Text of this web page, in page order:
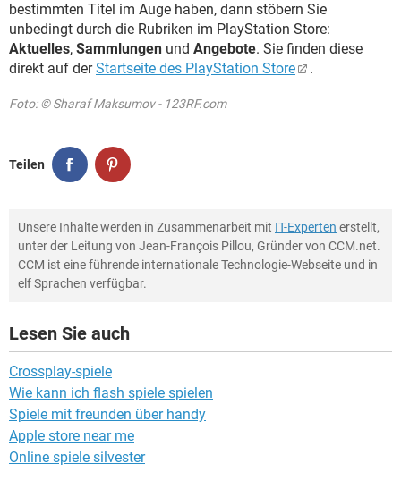
bestimmten Titel im Auge haben, dann stöbern Sie
unbedingt durch die Rubriken im PlayStation Store:
Aktuelles, Sammlungen und Angebote. Sie finden diese
direkt auf derStartseite des PlayStation Store .
Foto: © Sharaf Maksumov - 123RF.com
Teilen
Unsere Inhalte werden in Zusammenarbeit mit IT-Experten erstellt,
unter der Leitung von Jean-François Pillou, Gründer von CCM.net.
CCM ist eine führende internationale Technologie-Webseite und in
elf Sprachen verfügbar.
Lesen Sie auch
Crossplay-spiele
Wie kann ich flash spiele spielen
Spiele mit freunden über handy
Apple store near me
Online spiele silvester